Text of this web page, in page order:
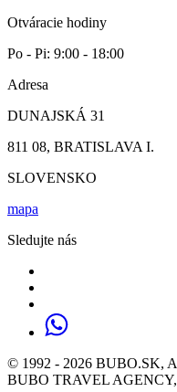
Otváracie hodiny
Po - Pi: 9:00 - 18:00
Adresa
DUNAJSKÁ 31
811 08, BRATISLAVA I.
SLOVENSKO
mapa
Sledujte nás
© 1992 - 2026 BUBO.SK,
BUBO TRAVEL AGENCY,